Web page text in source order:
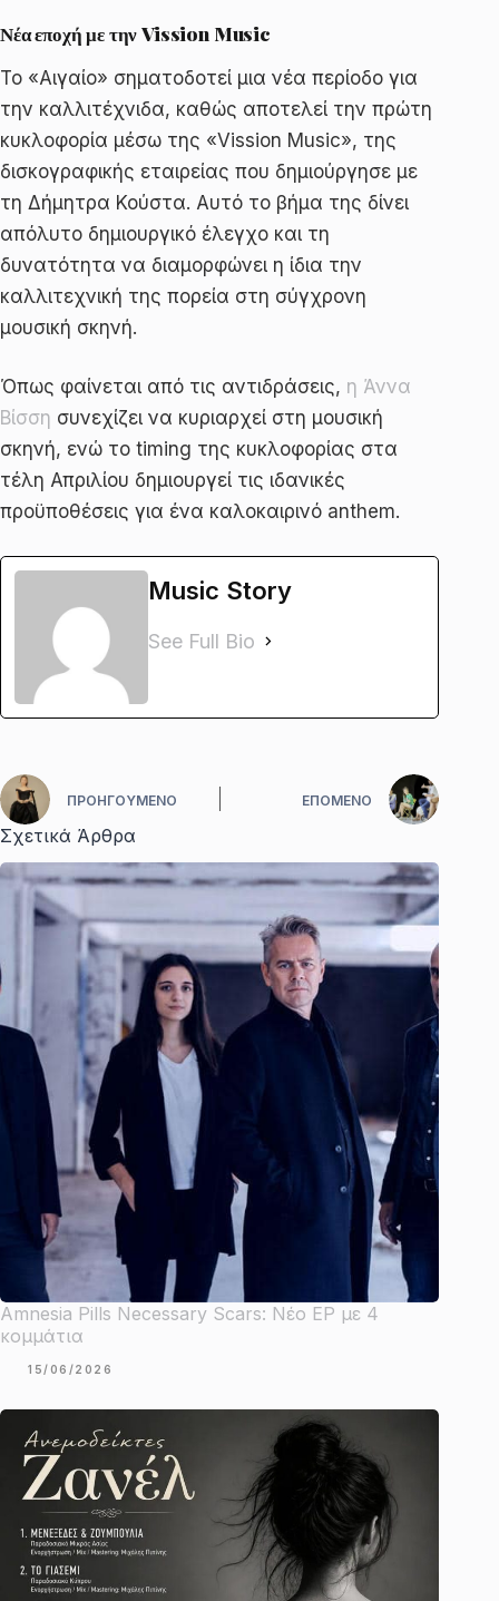
Νέα εποχή με την Vission Music
Το «Αιγαίο» σηματοδοτεί μια νέα περίοδο για
την καλλιτέχνιδα, καθώς αποτελεί την πρώτη
κυκλοφορία μέσω της «Vission Music», της
δισκογραφικής εταιρείας που δημιούργησε με
τη Δήμητρα Κούστα. Αυτό το βήμα της δίνει
απόλυτο δημιουργικό έλεγχο και τη
δυνατότητα να διαμορφώνει η ίδια την
καλλιτεχνική της πορεία στη σύγχρονη
μουσική σκηνή.
Όπως φαίνεται από τις αντιδράσεις, η Άννα
Βίσση συνεχίζει να κυριαρχεί στη μουσική
σκηνή, ενώ το timing της κυκλοφορίας στα
τέλη Απριλίου δημιουργεί τις ιδανικές
προϋποθέσεις για ένα καλοκαιρινό anthem.
Music Story
See Full Bio
ΠΡΟΗΓΟΎΜΕΝΟ ΕΠΌΜΕΝΟ
Σχετικά Άρθρα
Amnesia Pills Necessary Scars: Νέο EP με 4
κομμάτια
15/06/2026